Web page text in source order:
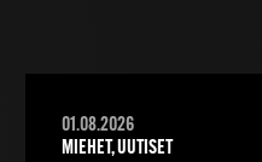
01.08.2026
MIEHET, UUTISET